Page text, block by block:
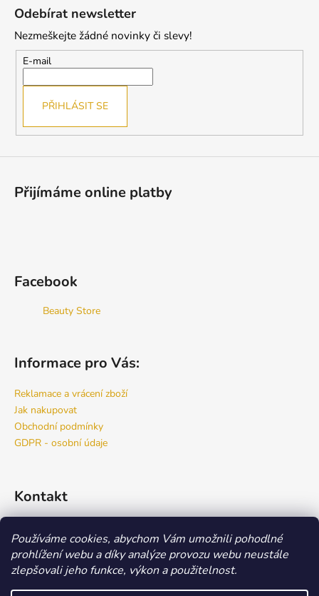
Používáme cookies, abychom Vám umožnili pohodlné
prohlížení webu a díky analýze provozu webu neustále
zlepšovali jeho funkce, výkon a použitelnost.
Odebírat newsletter
Nezmeškejte žádné novinky či slevy!
E-mail
PŘIHLÁSIT SE
Přijímáme online platby
Facebook
Beauty Store
Informace pro Vás:
Reklamace a vrácení zboží
Jak nakupovat
Obchodní podmínky
GDPR - osobní údaje
Kontakt
777 444 460
777 444 470
Náš FACEBOOK